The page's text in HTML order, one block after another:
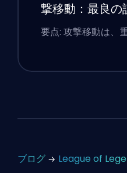
撃移動：最良の
要点: 攻撃移動は、
ブログ League of